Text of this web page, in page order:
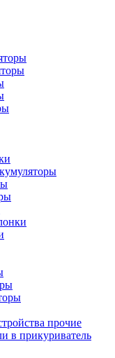
прочие
в прикуриватель